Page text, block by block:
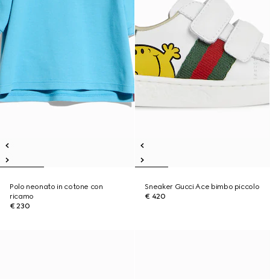
Polo neonato in cotone con
ricamo
€ 230
Sneaker Gucci Ace bimbo piccolo
€ 420